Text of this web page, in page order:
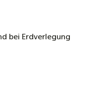
bei Erdverlegung